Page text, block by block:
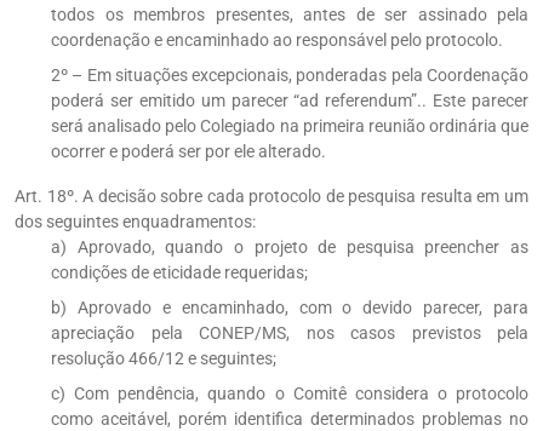
todos os membros presentes, antes de ser assinado pela
coordenação e encaminhado ao responsável pelo protocolo.
2º – Em situações excepcionais, ponderadas pela Coordenação
poderá ser emitido um parecer “ad referendum”.. Este parecer
será analisado pelo Colegiado na primeira reunião ordinária que
ocorrer e poderá ser por ele alterado.
Art. 18º. A decisão sobre cada protocolo de pesquisa resulta em um
dos seguintes enquadramentos:
a) Aprovado, quando o projeto de pesquisa preencher as
condições de eticidade requeridas;
b) Aprovado e encaminhado, com o devido parecer, para
apreciação pela CONEP/MS, nos casos previstos pela
resolução 466/12 e seguintes;
c) Com pendência, quando o Comitê considera o protocolo
como aceitável, porém identifica determinados problemas no